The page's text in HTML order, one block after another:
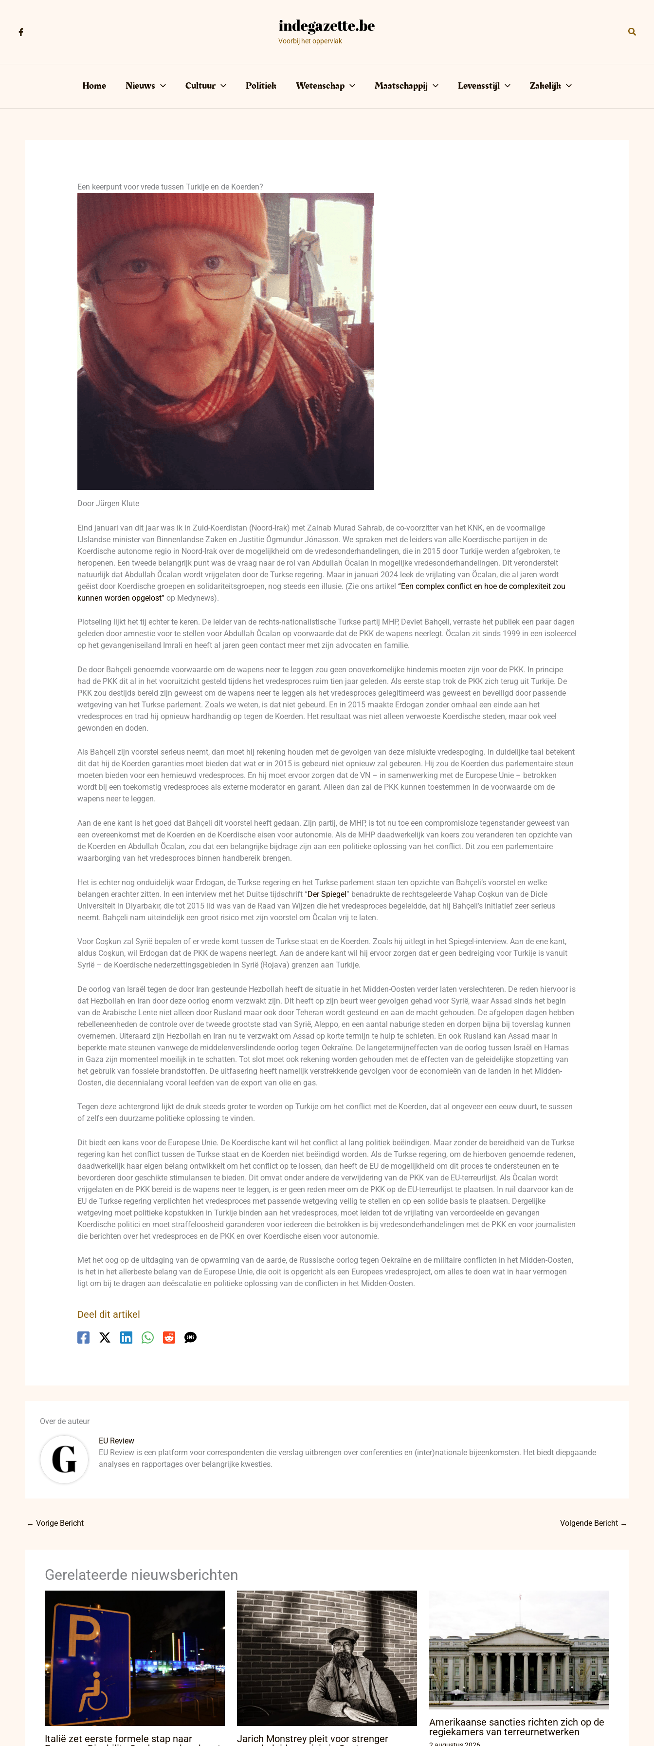
Voorbij het oppervlak
Home Nieuws Cultuur Politiek Wetenschap Maatschappij Levensstijl Zakelijk
Een keerpunt voor vrede tussen Turkije en de Koerden?
Door Jürgen Klute
Eind januari van dit jaar was ik in Zuid-Koerdistan (Noord-Irak) met Zainab Murad Sahrab, de co-voorzitter van het KNK, en de voormalige
IJslandse minister van Binnenlandse Zaken en Justitie Ögmundur Jónasson. We spraken met de leiders van alle Koerdische partijen in de
Koerdische autonome regio in Noord-Irak over de mogelijkheid om de vredesonderhandelingen, die in 2015 door Turkije werden afgebroken, te
heropenen. Een tweede belangrijk punt was de vraag naar de rol van Abdullah Öcalan in mogelijke vredesonderhandelingen. Dit veronderstelt
natuurlijk dat Abdullah Öcalan wordt vrijgelaten door de Turkse regering. Maar in januari 2024 leek de vrijlating van Öcalan, die al jaren wordt
geëist door Koerdische groepen en solidariteitsgroepen, nog steeds een illusie. (Zie ons artikel “Een complex conflict en hoe de complexiteit zou
kunnen worden opgelost” op Medynews).
Plotseling lijkt het tij echter te keren. De leider van de rechts-nationalistische Turkse partij MHP, Devlet Bahçeli, verraste het publiek een paar dagen
geleden door amnestie voor te stellen voor Abdullah Öcalan op voorwaarde dat de PKK de wapens neerlegt. Öcalan zit sinds 1999 in een isoleercel
op het gevangeniseiland Imrali en heeft al jaren geen contact meer met zijn advocaten en familie.
De door Bahçeli genoemde voorwaarde om de wapens neer te leggen zou geen onoverkomelijke hindernis moeten zijn voor de PKK. In principe
had de PKK dit al in het vooruitzicht gesteld tijdens het vredesproces ruim tien jaar geleden. Als eerste stap trok de PKK zich terug uit Turkije. De
PKK zou destijds bereid zijn geweest om de wapens neer te leggen als het vredesproces gelegitimeerd was geweest en beveiligd door passende
wetgeving van het Turkse parlement. Zoals we weten, is dat niet gebeurd. En in 2015 maakte Erdogan zonder omhaal een einde aan het
vredesproces en trad hij opnieuw hardhandig op tegen de Koerden. Het resultaat was niet alleen verwoeste Koerdische steden, maar ook veel
gewonden en doden.
Als Bahçeli zijn voorstel serieus neemt, dan moet hij rekening houden met de gevolgen van deze mislukte vredespoging. In duidelijke taal betekent
dit dat hij de Koerden garanties moet bieden dat wat er in 2015 is gebeurd niet opnieuw zal gebeuren. Hij zou de Koerden dus parlementaire steun
moeten bieden voor een hernieuwd vredesproces. En hij moet ervoor zorgen dat de VN – in samenwerking met de Europese Unie – betrokken
wordt bij een toekomstig vredesproces als externe moderator en garant. Alleen dan zal de PKK kunnen toestemmen in de voorwaarde om de
wapens neer te leggen.
Aan de ene kant is het goed dat Bahçeli dit voorstel heeft gedaan. Zijn partij, de MHP, is tot nu toe een compromisloze tegenstander geweest van
een overeenkomst met de Koerden en de Koerdische eisen voor autonomie. Als de MHP daadwerkelijk van koers zou veranderen ten opzichte van
de Koerden en Abdullah Öcalan, zou dat een belangrijke bijdrage zijn aan een politieke oplossing van het conflict. Dit zou een parlementaire
waarborging van het vredesproces binnen handbereik brengen.
Het is echter nog onduidelijk waar Erdogan, de Turkse regering en het Turkse parlement staan ten opzichte van Bahçeli’s voorstel en welke
belangen erachter zitten. In een interview met het Duitse tijdschrift “Der Spiegel” benadrukte de rechtsgeleerde Vahap Coşkun van de Dicle
Universiteit in Diyarbakır, die tot 2015 lid was van de Raad van Wijzen die het vredesproces begeleidde, dat hij Bahçeli’s initiatief zeer serieus
neemt. Bahçeli nam uiteindelijk een groot risico met zijn voorstel om Öcalan vrij te laten.
Voor Coşkun zal Syrië bepalen of er vrede komt tussen de Turkse staat en de Koerden. Zoals hij uitlegt in het Spiegel-interview. Aan de ene kant,
aldus Coşkun, wil Erdogan dat de PKK de wapens neerlegt. Aan de andere kant wil hij ervoor zorgen dat er geen bedreiging voor Turkije is vanuit
Syrië – de Koerdische nederzettingsgebieden in Syrië (Rojava) grenzen aan Turkije.
De oorlog van Israël tegen de door Iran gesteunde Hezbollah heeft de situatie in het Midden-Oosten verder laten verslechteren. De reden hiervoor is
dat Hezbollah en Iran door deze oorlog enorm verzwakt zijn. Dit heeft op zijn beurt weer gevolgen gehad voor Syrië, waar Assad sinds het begin
van de Arabische Lente niet alleen door Rusland maar ook door Teheran wordt gesteund en aan de macht gehouden. De afgelopen dagen hebben
rebelleneenheden de controle over de tweede grootste stad van Syrië, Aleppo, en een aantal naburige steden en dorpen bijna bij toverslag kunnen
overnemen. Uiteraard zijn Hezbollah en Iran nu te verzwakt om Assad op korte termijn te hulp te schieten. En ook Rusland kan Assad maar in
beperkte mate steunen vanwege de middelenverslindende oorlog tegen Oekraïne. De langetermijneffecten van de oorlog tussen Israël en Hamas
in Gaza zijn momenteel moeilijk in te schatten. Tot slot moet ook rekening worden gehouden met de effecten van de geleidelijke stopzetting van
het gebruik van fossiele brandstoffen. De uitfasering heeft namelijk verstrekkende gevolgen voor de economieën van de landen in het Midden-
Oosten, die decennialang vooral leefden van de export van olie en gas.
Tegen deze achtergrond lijkt de druk steeds groter te worden op Turkije om het conflict met de Koerden, dat al ongeveer een eeuw duurt, te sussen
of zelfs een duurzame politieke oplossing te vinden.
Dit biedt een kans voor de Europese Unie. De Koerdische kant wil het conflict al lang politiek beëindigen. Maar zonder de bereidheid van de Turkse
regering kan het conflict tussen de Turkse staat en de Koerden niet beëindigd worden. Als de Turkse regering, om de hierboven genoemde redenen,
daadwerkelijk haar eigen belang ontwikkelt om het conflict op te lossen, dan heeft de EU de mogelijkheid om dit proces te ondersteunen en te
bevorderen door geschikte stimulansen te bieden. Dit omvat onder andere de verwijdering van de PKK van de EU-terreurlijst. Als Öcalan wordt
vrijgelaten en de PKK bereid is de wapens neer te leggen, is er geen reden meer om de PKK op de EU-terreurlijst te plaatsen. In ruil daarvoor kan de
EU de Turkse regering verplichten het vredesproces met passende wetgeving veilig te stellen en op een solide basis te plaatsen. Dergelijke
wetgeving moet politieke kopstukken in Turkije binden aan het vredesproces, moet leiden tot de vrijlating van veroordeelde en gevangen
Koerdische politici en moet straffeloosheid garanderen voor iedereen die betrokken is bij vredesonderhandelingen met de PKK en voor journalisten
die berichten over het vredesproces en de PKK en over Koerdische eisen voor autonomie.
Met het oog op de uitdaging van de opwarming van de aarde, de Russische oorlog tegen Oekraïne en de militaire conflicten in het Midden-Oosten,
is het in het allerbeste belang van de Europese Unie, die ooit is opgericht als een Europees vredesproject, om alles te doen wat in haar vermogen
ligt om bij te dragen aan deëscalatie en politieke oplossing van de conflicten in het Midden-Oosten.
Deel dit artikel
Over de auteur
EU Review
EU Review is een platform voor correspondenten die verslag uitbrengen over conferenties en (inter)nationale bijeenkomsten. Het biedt diepgaande
analyses en rapportages over belangrijke kwesties.
← Vorige Bericht Volgende Bericht →
Gerelateerde nieuwsberichten
Italië zet eerste formele stap naar
Jarich Monstrey pleit voor strenger
Amerikaanse sancties richten zich op de
regiekamers van terreurnetwerken